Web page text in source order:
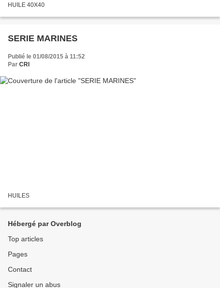
HUILE 40X40
SERIE MARINES
Publié le 01/08/2015 à 11:52
Par CRI
HUILES
Hébergé par Overblog
Top articles
Pages
Contact
Signaler un abus